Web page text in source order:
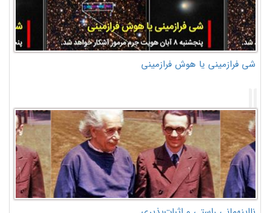
شی فرازمینی یا هوش فرازمینی